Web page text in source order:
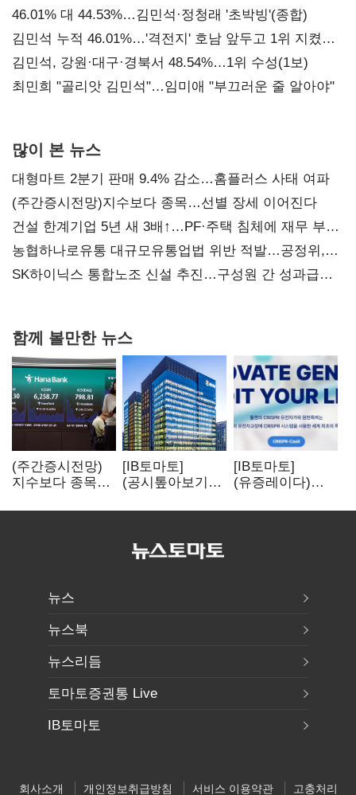
대표된 양 당직 배분"
46.01% 대 44.53%…김민석·정청래 '초박빙'(종합)
김민석 누적 46.01%…'격전지' 호남 앞두고 1위 지켰다
(2보)
김민석, 강원·대구·경북서 48.54%…1위 수성(1보)
최민희 "골리앗 김민석"…임미애 "부끄러운 줄 알아야"
많이 본 뉴스
대형마트 2분기 판매 9.4% 감소…홈플러스 사태 여파
(주간증시전망)지수보다 종목…선별 장세 이어진다
건설 한계기업 5년 새 3배↑…PF·주택 침체에 재무 부담
확대
농협하나로유통 대규모유통업법 위반 적발…공정위,
과징금 4억6200만원 부과
SK하이닉스 통합노조 신설 추진…구성원 간 성과급
함께 볼만한 뉴스
(주간증시전망)
지수보다 종목…
이어진다
[IB토마토]
(공시톺아보기)
바로 매출로
[IB토마토]
(유증레이다)
3분의 1 토막…
뉴스
뉴스북
뉴스리듬
토마토증권통 Live
IB토마토
회사소개 개인정보취급방침 서비스 이용약관 고충처리